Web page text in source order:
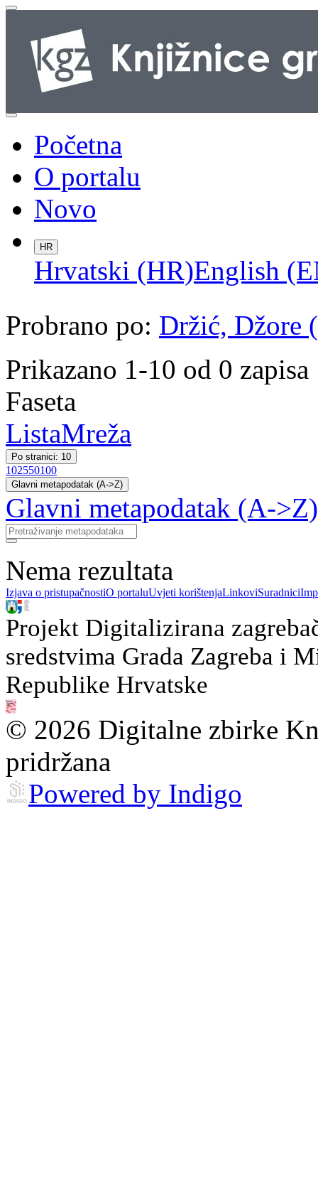
Početna
O portalu
Novo
HR
Hrvatski (HR)English
Probrano po: Držić, Džore
Prikazano 1-10 od 0 zapisa
Faseta
ListaMreža
Po stranici: 10
102550100
Glavni metapodatak (A->Z)
Glavni metapodatak (A->Z)
Nema rezultata
Izjava o pristupačnostiO portaluUvjeti korištenjaLinkoviSuradnici
Projekt Digitalizirana
sredstvima Grada Zagreba i
Republike Hrvatske
© 2026 Digitalne zbirke
pridržana
Powered by Indigo